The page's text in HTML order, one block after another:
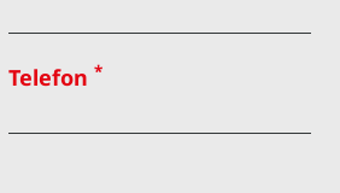
Telefon *